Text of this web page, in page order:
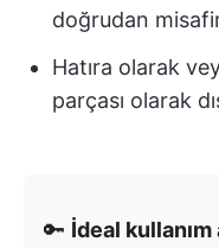
doğrudan
Hatıra olarak
parçası olarak
🔑 İdeal kullanım